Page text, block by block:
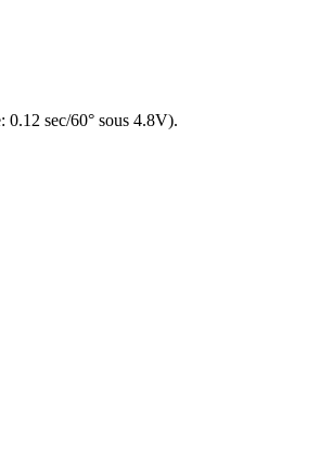
0.12 sec/60° sous 4.8V).